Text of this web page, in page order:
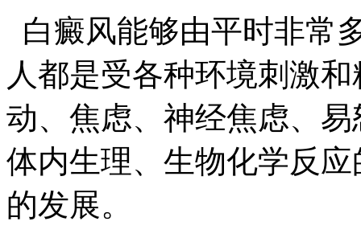
白癜风能够由平时非常
人都是受各种环境刺激
动、焦虑、神经焦虑、
体内生理、生物化学反
的发展。